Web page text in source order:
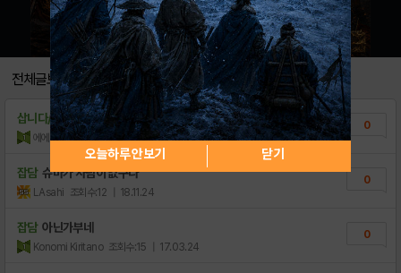
전체글보기
삽니다/팝니다 뉴슈퍼마리오디럭스U 스위치칩 팝니다!
에에엥GG3U 조회수:6 | 20.06.24
0
잡담 슈마가 사람이 없구나
LAsahi 조회수:12 | 18.11.24
0
잡담 아닌가부네
Konomi Kiritano 조회수:15 | 17.03.24
0
오늘하루 안보기 닫기